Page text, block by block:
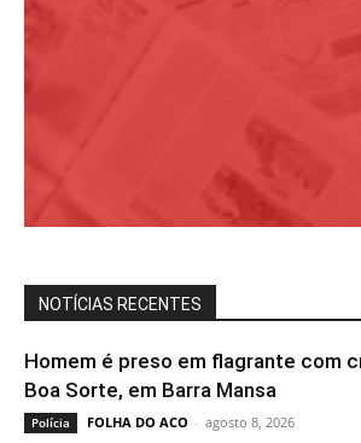
NOTÍCIAS RECENTES
Homem é preso em flagrante com
Boa Sorte, em Barra Mansa
Polícia FOLHA DO ACO - agosto 8, 2026